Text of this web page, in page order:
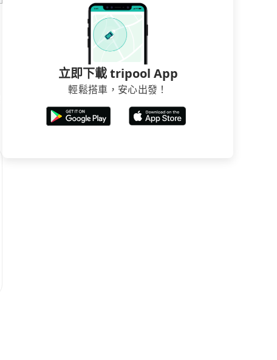
立即下載 tripool App
輕鬆搭車，安心出發！